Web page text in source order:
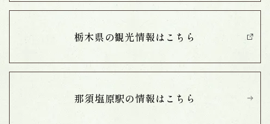
栃木県の観光情報は こちら
那須塩原駅の情報は こちら